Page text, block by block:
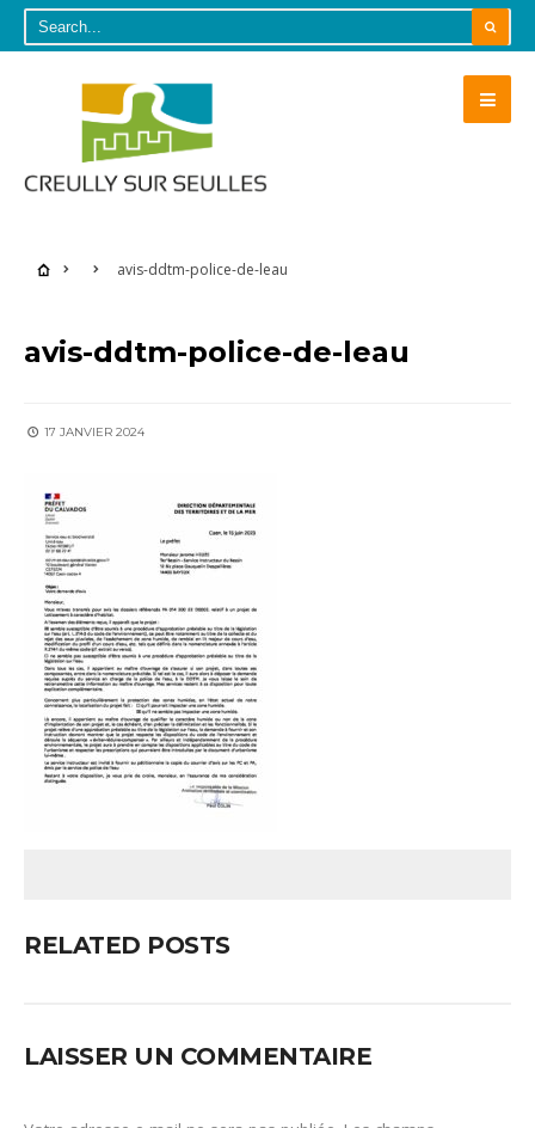
avis-ddtm-police-de-leau
avis-ddtm-police-de-leau
17 JANVIER 2024
RELATED POSTS
LAISSER UN COMMENTAIRE